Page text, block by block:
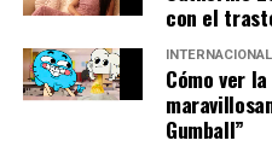
seguridad
poblaciones
vulnerables”,
con el
INTERNACIONAL
Cómo ver
Gumball”